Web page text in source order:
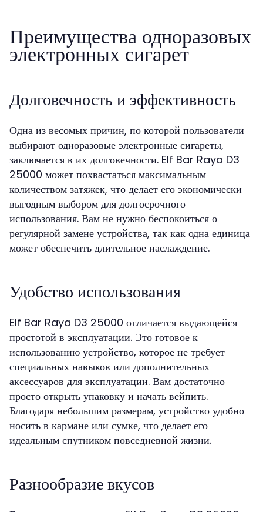
Преимущества одноразовых
электронных сигарет
Долговечность и эффективность
Одна из весомых причин, по которой пользователи
выбирают одноразовые электронные сигареты,
заключается в их долговечности. Elf Bar Raya D3
25000 может похвастаться максимальным
количеством затяжек, что делает его экономически
выгодным выбором для долгосрочного
использования. Вам не нужно беспокоиться о
регулярной замене устройства, так как одна единица
может обеспечить длительное наслаждение.
Удобство использования
Elf Bar Raya D3 25000 отличается выдающейся
простотой в эксплуатации. Это готовое к
использованию устройство, которое не требует
специальных навыков или дополнительных
аксессуаров для эксплуатации. Вам достаточно
просто открыть упаковку и начать вейпить.
Благодаря небольшим размерам, устройство удобно
носить в кармане или сумке, что делает его
идеальным спутником повседневной жизни.
Разнообразие вкусов